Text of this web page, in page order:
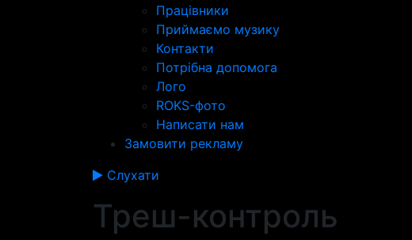
Працівники
Приймаємо музику
Контакти
Потрібна допомога
Лого
ROKS-фото
Написати нам
Замовити рекламу
Слухати
Треш-контроль